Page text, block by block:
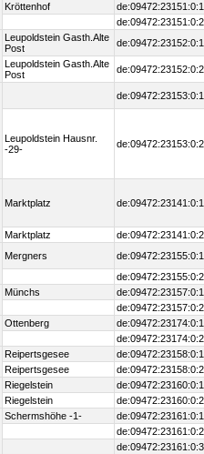
Kröttenhof
de:09472:23151:0:1
de:09472:23151:0:2
Leupoldstein Gasth.Alte
Post
de:09472:23152:0:1
Leupoldstein Gasth.Alte
Post
de:09472:23152:0:2
de:09472:23153:0:1
Leupoldstein Hausnr.
-29-
de:09472:23153:0:2
Marktplatz de:09472:23141:0:1
Marktplatz de:09472:23141:0:2
Mergners
de:09472:23155:0:1
de:09472:23155:0:2
Münchs
de:09472:23157:0:1
de:09472:23157:0:2
Ottenberg
de:09472:23174:0:1
de:09472:23174:0:2
Reipertsgesee
de:09472:23158:0:1
Reipertsgesee
de:09472:23158:0:2
Riegelstein
de:09472:23160:0:1
Riegelstein
de:09472:23160:0:2
Schermshöhe -1-
de:09472:23161:0:1
de:09472:23161:0:2
de:09472:23161:0:3